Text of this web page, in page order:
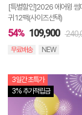
[특별할인]2026 에어윙 썸
귀 12팩(사이즈선택)
54% 109,900
무료배송 NEW
3% 추가적립금
3일간 초특가